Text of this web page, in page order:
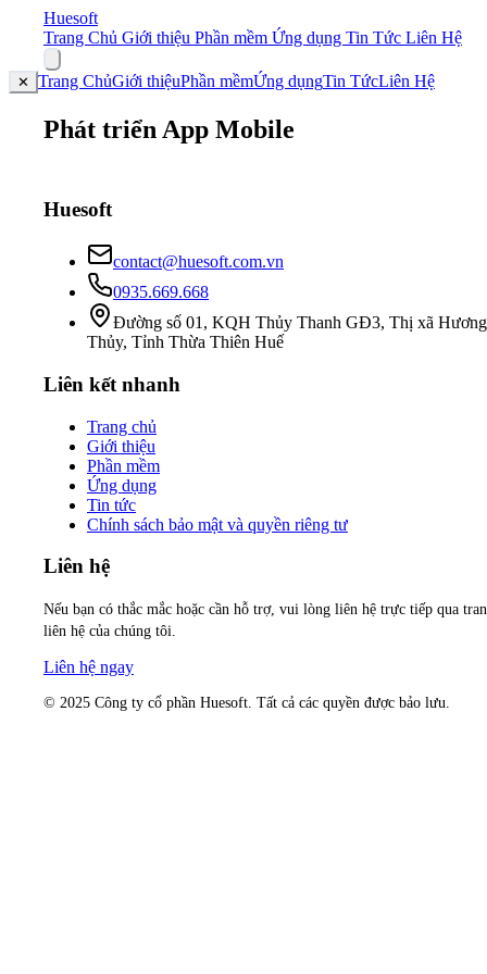
Huesoft
Trang Chủ Giới thiệu Phần mềm Ứng dụng Tin Tức Liên Hệ
✕ Trang ChủGiới thiệuPhần mềmỨng dụngTin TứcLiên Hệ
Phát triển App Mobile
Huesoft
contact@huesoft.com.vn
0935.669.668
Đường số 01, KQH Thủy Thanh GĐ3, Thị xã Hương
Thủy, Tỉnh Thừa Thiên Huế
Liên kết nhanh
Trang chủ
Giới thiệu
Phần mềm
Ứng dụng
Tin tức
Chính sách bảo mật và quyền riêng tư
Liên hệ
Nếu bạn có thắc mắc hoặc cần hỗ trợ, vui lòng liên hệ trực tiếp qua
liên hệ của chúng tôi.
Liên hệ ngay
© 2025 Công ty cổ phần Huesoft. Tất cả các quyền được bảo lưu.